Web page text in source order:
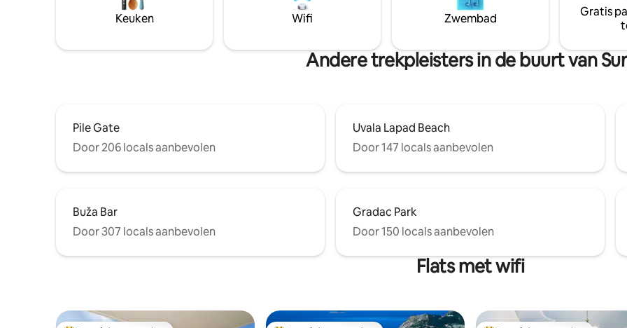
binnenstad in Ploče gebied, alle
belangrijke attracties en
Keuken Wifi Zwembad
Gratis
Andere trekpleisters in de buurt van
Pile Gate
Door 206 locals aanbevolen
Uvala Lapad Beach
Door 147 locals aanbevolen
Buža Bar
Door 307 locals aanbevolen
Gradac Park
Door 150 locals aanbevolen
Flats met wifi